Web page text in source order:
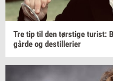
Tre tip til den tørsti­ge turist:
går­de og destil­le­ri­er